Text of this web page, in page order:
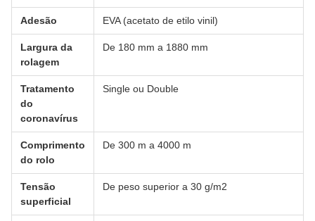
Adesão EVA (acetato de etilo vinil)
Largura da
rolagem
De 180 mm a 1880 mm
Tratamento
do
coronavírus
Single ou Double
Comprimento
do rolo
De 300 m a 4000 m
Tensão
superficial
De peso superior a 30 g/m2